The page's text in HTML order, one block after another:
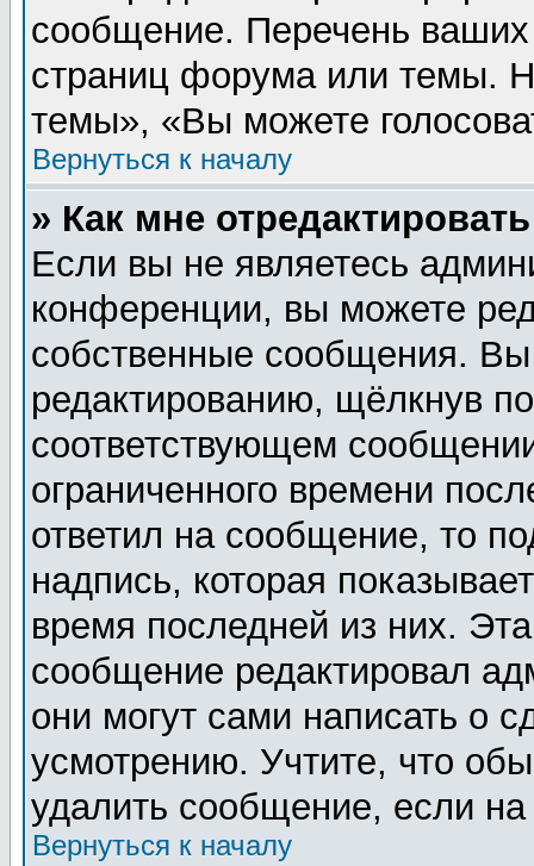
сообщение. Перечень ваших
страниц форума или темы.
темы», «Вы можете
Вернуться к началу
» Как мне
Если вы не являетесь
конференции, вы можете
собственные сообщения.
редактированию, щёлкнув
соответствующем
ограниченного времени
ответил на сообщение, то
надпись, которая
время последней из них.
сообщение редактировал
они могут сами написать о
усмотрению. Учтите, что
удалить сообщение, если на
Вернуться к началу